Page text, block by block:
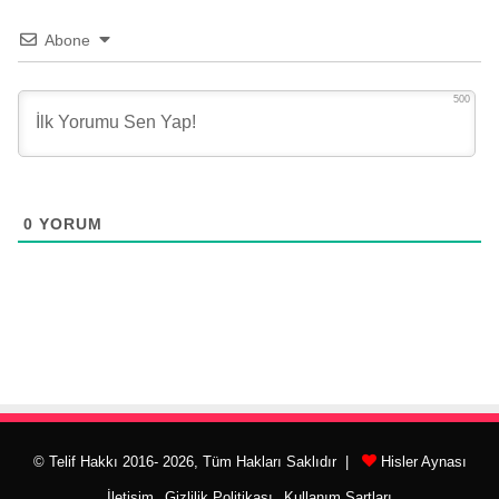
Abone
500
0 YORUM
© Telif Hakkı 2016- 2026, Tüm Hakları Saklıdır | Hisler Aynası